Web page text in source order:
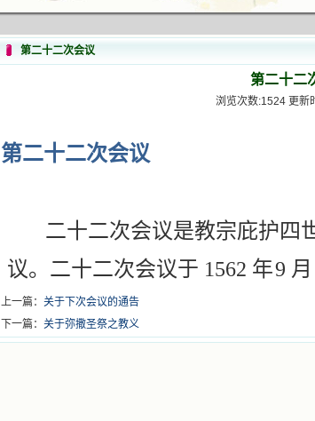
第二十二次会议
第二十二
浏览次数:1524 更新
第二十二次会议
二十二次会议是教宗庇护四
议。二十二次会议于 1562 年9 月
上一篇： 关于下次会议的通告
下一篇： ​关于弥撒圣祭之教义